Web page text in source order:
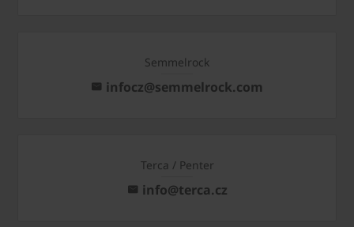
Semmelrock
infocz@semmelrock.com
Terca / Penter
info@terca.cz